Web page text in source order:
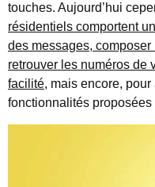
touches. Aujourd’hui
résidentiels comportent
des messages,
retrouver les numéros de
facilité, mais encore,
fonctionnalités proposées